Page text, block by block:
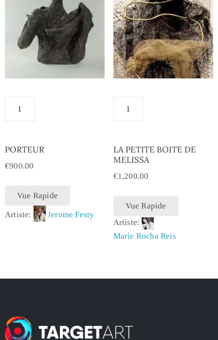
PORTEUR
€900.00
Vue Rapide
Artiste: Jerome Festy
LA PETITE BOITE DE
MELISSA
€1,200.00
Vue Rapide
Artiste:
Marie Rocha Reis